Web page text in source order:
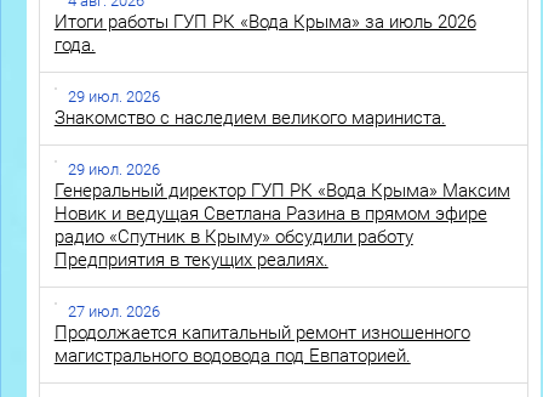
Итоги работы ГУП РК «Вода Крыма» за июль 2026
года.
29 июл. 2026
Знакомство с наследием великого мариниста.
29 июл. 2026
Генеральный директор ГУП РК «Вода Крыма» Максим
Новик и ведущая Светлана Разина в прямом эфире
радио «Спутник в Крыму» обсудили работу
Предприятия в текущих реалиях.
27 июл. 2026
Продолжается капитальный ремонт изношенного
магистрального водовода под Евпаторией.